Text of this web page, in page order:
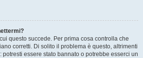
questo succede. Per prima cosa controlla che
corretti. Di solito il problema è questo, altrimenti
potresti essere stato bannato o potrebbe esserci un